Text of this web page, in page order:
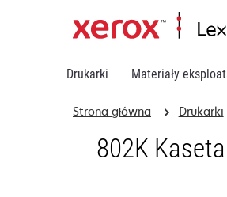
Drukarki Materiały
Strona główna Drukarki
802K